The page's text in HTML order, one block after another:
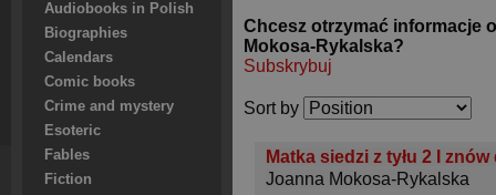
Audiobooks in Polish
Biographies
Calendars
Comic books
Crime and mystery
Esoteric
Fables
Fiction
Chcesz otrzymać informacje
Mokosa-Rykalska?
Subskrybuj
Sort by
Matka siedzi z tyłu 2 I
Joanna Mokosa-Rykalska